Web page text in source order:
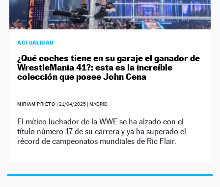
ACTUALIDAD
¿Qué coches tiene en su garaje el ganador de
WrestleMania 41?: esta es la increíble
colección que posee John Cena
MIRIAM PRIETO | 21/04/2025| MADRID
El mítico luchador de la WWE se ha alzado con el
título número 17 de su carrera y ya ha superado el
récord de campeonatos mundiales de Ric Flair.